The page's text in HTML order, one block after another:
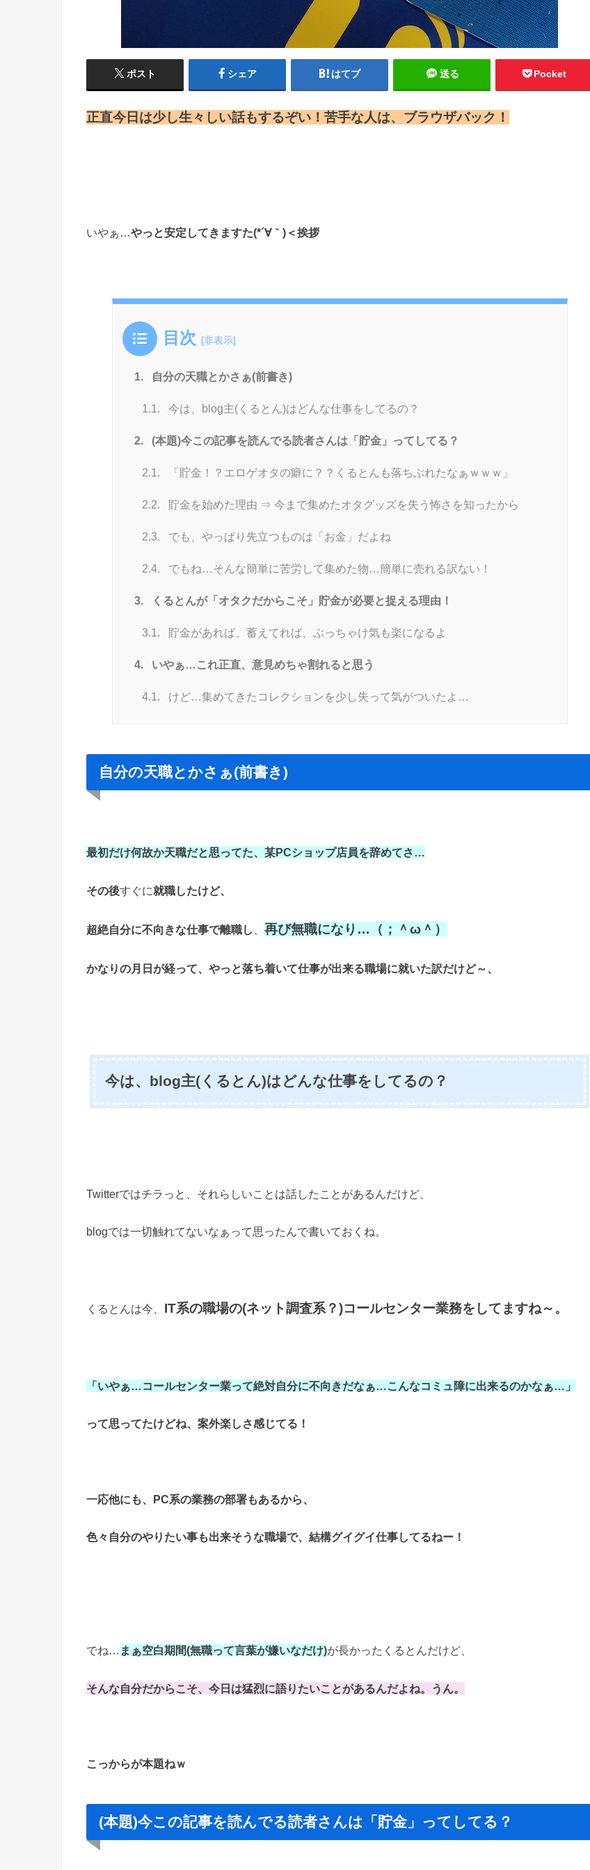
ポスト シェア はてブ 送る Pocket
正直今日は少し生々しい話もするぞい！ 苦手な人は、ブラウザバック！
いやぁ…やっと安定してきますた(*´∀｀)＜挨拶
目次 [非表示]
1. 自分の天職とかさぁ(前書き)
1.1. 今は、blog主(くるとん)はどんな仕事をしてるの？
2. (本題)今この記事を読んでる読者さんは「貯金」ってしてる？
2.1. 「貯金！？エロゲオタの癖に？？くるとんも落ちぶれたなぁｗｗｗ」
2.2. 貯金を始めた理由 ⇒ 今まで集めたオタグッズを失う怖さを知ったから
2.3. でも、やっぱり先立つものは「お金」だよね
2.4. でもね…そんな簡単に苦労して集めた物…簡単に売れる訳ない！
3. くるとんが「オタクだからこそ」貯金が必要と捉える理由！
3.1. 貯金があれば、蓄えてれば、ぶっちゃけ気も楽になるよ
4. いやぁ…これ正直、意見めちゃ割れると思う
4.1. けど…集めてきたコレクションを少し失って気がついたよ…
自分の天職とかさぁ(前書き)
最初だけ何故か天職だと思ってた、 某PCショップ店員を辞めてさ…
その後すぐに就職したけど、
超絶自分に不向きな仕事で離職し 再び無職になり…（；＾ω＾）
かなりの月日が経って、やっと落ち着いて仕事が出来る職場に就いた訳だけど～、
今は、blog主(くるとん)はどんな仕事をしてるの？
Twitterではチラっと、それらしいことは話したことがあるんだけど、
blogでは一切触れてないなぁって思ったんで書いておくね。
くるとんは今、 IT系の職場の(ネット調査系？)コールセンター業務をしてますね～。
「いやぁ…コールセンター業って絶対自分に不向きだなぁ…こんなコミュ障に出来るのかなぁ…」
って思ってたけどね、案外楽しさ感じてる！
一応他にも、PC系の業務の部署もあるから、
色々自分のやりたい事も出来そうな職場で、 結構グイグイ仕事してるねー！
でね… まぁ空白期間(無職って言葉が嫌いなだけ)が長かったくるとんだけど、
そんな自分だからこそ、 今日は猛烈に語りたいことがあるんだよね。うん。
こっからが本題ねｗ
(本題)今この記事を読んでる読者さんは「貯金」ってしてる？